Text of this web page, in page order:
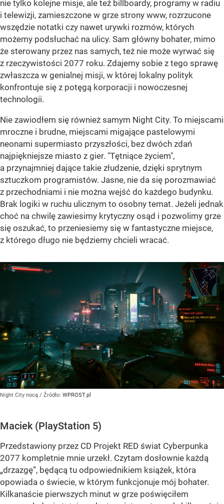
nie tylko kolejne misje, ale też billboardy, programy w radiu
i telewizji, zamieszczone w grze strony www, rozrzucone
wszędzie notatki czy nawet urywki rozmów, których
możemy podsłuchać na ulicy. Sam główny bohater, mimo
że sterowany przez nas samych, też nie może wyrwać się
z rzeczywistości 2077 roku. Zdajemy sobie z tego sprawę
zwłaszcza w genialnej misji, w której lokalny polityk
konfrontuje się z potęgą korporacji i nowoczesnej
technologii.
Nie zawiodłem się również samym Night City. To miejscami
mroczne i brudne, miejscami migające pastelowymi
neonami supermiasto przyszłości, bez dwóch zdań
najpiękniejsze miasto z gier. "Tętniące życiem",
a przynajmniej dające takie złudzenie, dzięki sprytnym
sztuczkom programistów. Jasne, nie da się porozmawiać
z przechodniami i nie można wejść do każdego budynku.
Brak logiki w ruchu ulicznym to osobny temat. Jeżeli jednak
choć na chwilę zawiesimy krytyczny osąd i pozwolimy grze
się oszukać, to przeniesiemy się w fantastyczne miejsce,
z którego długo nie będziemy chcieli wracać.
Night City nocą / Źródło: WPROST.pl
Maciek (PlayStation 5)
Przedstawiony przez CD Projekt RED świat Cyberpunka
2077 kompletnie mnie urzekł. Czytam dosłownie każdą
„drzazgę”, będącą tu odpowiednikiem książek, która
opowiada o świecie, w którym funkcjonuje mój bohater.
Kilkanaście pierwszych minut w grze poświęciłem